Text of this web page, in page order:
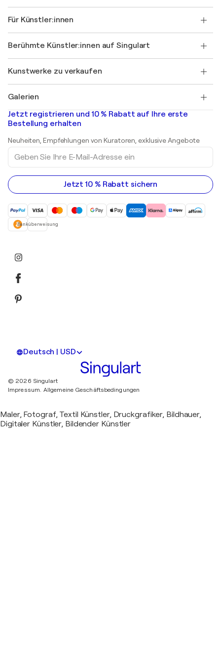
Einen Gutschein verschenken
Werden Sie Mitglied unseres Handelsprogramms
Ihr Konto
+49 30 31196995
FAQ
Singulart-Magazin
Jobs
Entdecken Sie kuratierte Originalkunst
Für Künstler:innen
Als Künstler anmelden
Berühmte Künstler:innen auf Singulart
Marc Chagall
Banksy
Mr. Brainwash
Shepard Fairey
Kunstwerke zu verkaufen
Abstrakte Gemälde zu verkaufen
Landschaftsgemälde
Drucke
Acrylgemälde
Galerien
Kunstgalerien in Deutschland
Kunstgalerien in Schweiz
Jetzt registrieren und 10 % Rabatt auf Ihre erste
Bestellung erhalten
Neuheiten, Empfehlungen von Kuratoren, exklusive Angebote
Geben
Sie
Ihre
E-
Mail-
Adresse
Jetzt 10 % Rabatt sichern
Banküberweisung
Deutsch | USD
© 2026 Singulart
Impressum. Allgemeine Geschäftsbedingungen
Maler, Fotograf, Textil Künstler, Druckgrafiker, Bildhauer,
Digitaler Künstler, Bildender Künstler